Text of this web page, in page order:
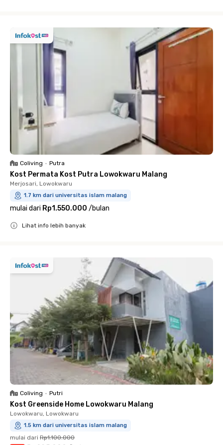
Coliving • Putra
Kost Permata Kost Putra Lowokwaru Malang
Merjosari, Lowokwaru
1.7 km dari universitas islam malang
mulai dari Rp1.550.000 /bulan
Lihat info lebih banyak
Coliving • Putri
Kost Greenside Home Lowokwaru Malang
Lowokwaru, Lowokwaru
1.5 km dari universitas islam malang
mulai dari Rp1.100.000